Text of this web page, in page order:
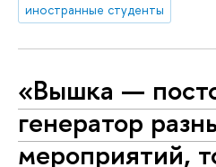
иностранные студенты
«Вышка —
генератор
мероприятий,